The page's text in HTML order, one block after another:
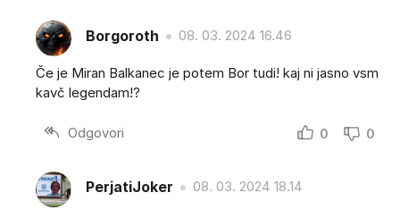
Borgoroth 08. 03. 2024 16.46
Če je Miran Balkanec je potem Bor tudi! kaj ni jasno vsm
kavč legendam!?
Odgovori 0 0
PerjatiJoker 08. 03. 2024 18.14